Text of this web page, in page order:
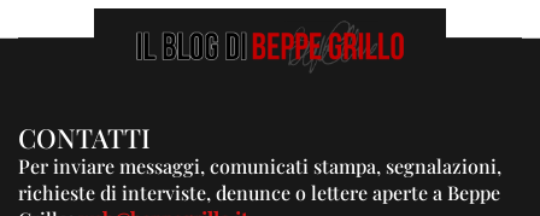
CONTATTI
Per inviare messaggi, comunicati stampa, segnalazioni,
richieste di interviste, denunce o lettere aperte a Beppe